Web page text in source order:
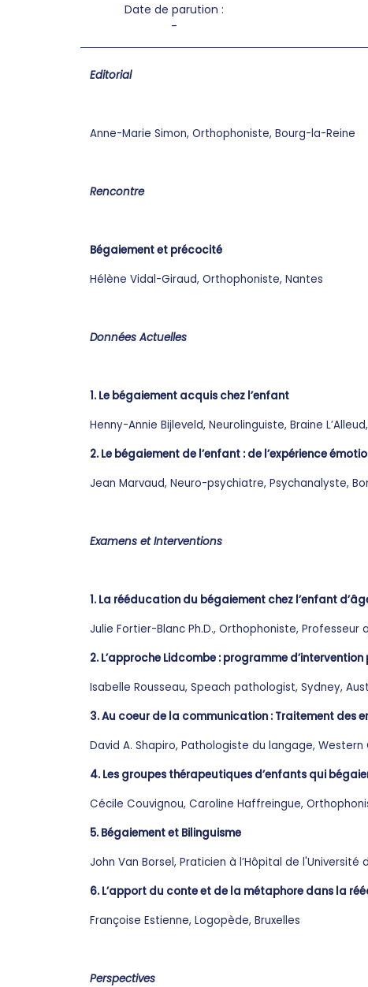
Date de parution :
-
Editorial
Anne-Marie Simon, Orthophoniste, Bourg-la-Reine
Rencontre
Bégaiement et précocité
Hélène Vidal-Giraud, Orthophoniste, Nantes
Données Actuelles
1. Le bégaiement acquis chez l’enfant
Henny-Annie Bijleveld, Neurolinguiste, Braine
2. Le bégaiement de l’enfant : de l’expérience
Jean Marvaud, Neuro-psychiatre, Psychanalyste,
Examens et Interventions
1. La rééducation du bégaiement chez l’enfant
Julie Fortier-Blanc Ph.D., Orthophoniste, Professeur
2. L’approche Lidcombe : programme
Isabelle Rousseau, Speach pathologist, Sydney,
3. Au coeur de la communication : Traitement des
David A. Shapiro, Pathologiste du langage, Western
4. Les groupes thérapeutiques d’enfants qui
Cécile Couvignou, Caroline Haffreingue,
5. Bégaiement et Bilinguisme
John Van Borsel, Praticien à l’Hôpital de l'Université
6. L’apport du conte et de la métaphore dans la
Françoise Estienne, Logopède, Bruxelles
Perspectives